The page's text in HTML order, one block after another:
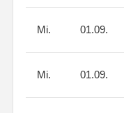
Mi. 01.09.
Mi. 01.09.